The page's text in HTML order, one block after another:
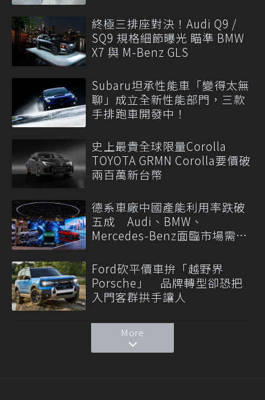
終極三排座對決！Audi Q9 /
SQ9 規格細節曝光 瞄準 BMW
X7 與 M-Benz GLS
Subaru坦承性能車「變得太無
聊」成立全新性能部門，三款
手排跑車開發中！
史上最貴全球限量Corolla
TOYOTA GRMN Corolla要價破
兩百萬新台幣
德系車廠中國產能利用率跌破
五成 Audi、BMW、
Mercedes-Benz面臨市場需求
Ford砍平價車拚「越野界
Porsche」 品牌轉型卻恐把
入門客群拱手讓人
More